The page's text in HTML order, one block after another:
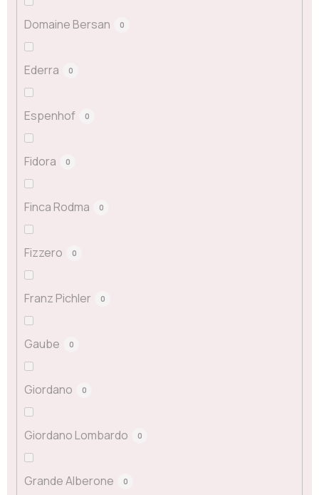
Domaine Bersan 0
Ederra 0
Espenhof 0
Fidora 0
Finca Rodma 0
Fizzero 0
Franz Pichler 0
Gaube 0
Giordano 0
Giordano Lombardo 0
Grande Alberone 0